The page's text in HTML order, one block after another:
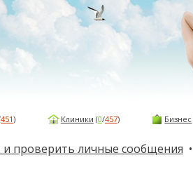
451) Клиники (0/457) Бизнес
и проверить личные сообщения •